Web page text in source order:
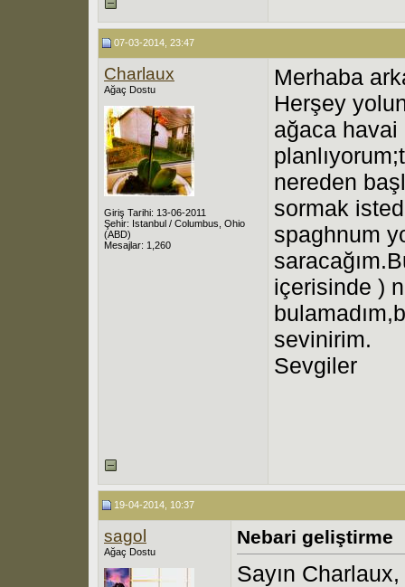
07-03-2014, 23:47
Charlaux
Ağaç Dostu
Giriş Tarihi: 13-06-2011
Şehir: Istanbul / Columbus, Ohio
(ABD)
Mesajlar: 1,260
Merhaba
Herşey
ağaca havai
nereden
sormak
spaghnum
içerisinde )
sevinirim.
Sevgiler
19-04-2014, 10:37
sagol
Ağaç Dostu
Nebari geliştirme
Sayın Charlaux,